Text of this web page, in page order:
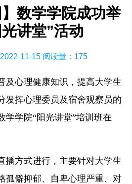
】数学学院成功举
讲堂”活动
11-15 阅读量： 175
及心理健康知识，提高大学生
发挥心理委员及宿舍观察员的
学学院“阳光讲堂”培训班在
播方式进行，主要针对大学生
孤僻抑郁、自卑心理严重、对